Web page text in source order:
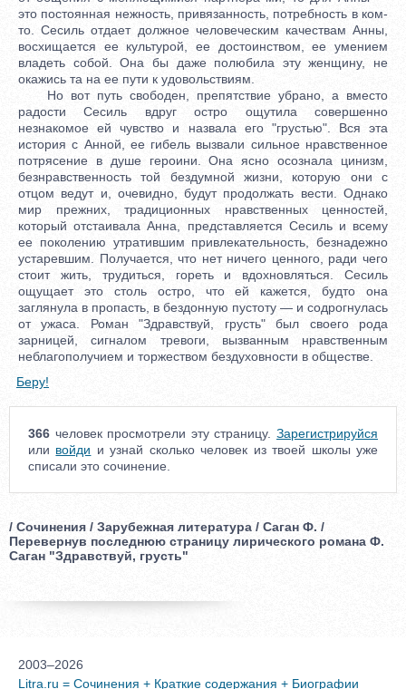
это постоянная нежность, привязанность, потребность в ком-
то. Сесиль отдает должное человеческим качествам Анны,
восхищается ее культурой, ее достоинством, ее умением
владеть собой. Она бы даже полюбила эту женщину, не
окажись та на ее пути к удовольствиям.
Но вот путь свободен, препятствие убрано, а вместо
радости Сесиль вдруг остро ощутила совершенно
незнакомое ей чувство и назвала его "грустью". Вся эта
история с Анной, ее гибель вызвали сильное нравственное
потрясение в душе героини. Она ясно осознала цинизм,
безнравственность той бездумной жизни, которую они с
отцом ведут и, очевидно, будут продолжать вести. Однако
мир прежних, традиционных нравственных ценностей,
который отстаивала Анна, представляется Сесиль и всему
ее поколению утратившим привлекательность, безнадежно
устаревшим. Получается, что нет ничего ценного, ради чего
стоит жить, трудиться, гореть и вдохновляться. Сесиль
ощущает это столь остро, что ей кажется, будто она
заглянула в пропасть, в бездонную пустоту — и содрогнулась
от ужаса. Роман "Здравствуй, грусть" был своего рода
зарницей, сигналом тревоги, вызванным нравственным
неблагополучием и торжеством бездуховности в обществе.
Беру!
366 человек просмотрели эту страницу. Зарегистрируйся
или войди и узнай сколько человек из твоей школы уже
списали это сочинение.
/ Сочинения / Зарубежная литература / Саган Ф. /
Перевернув последнюю страницу лирического романа Ф.
Саган "Здравствуй, грусть"
2003–2026
Litra.ru = Сочинения + Краткие содержания + Биографии